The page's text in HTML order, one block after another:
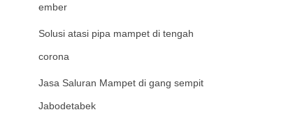
ember
Solusi atasi pipa mampet di tengah
corona
Jasa Saluran Mampet di gang sempit
Jabodetabek